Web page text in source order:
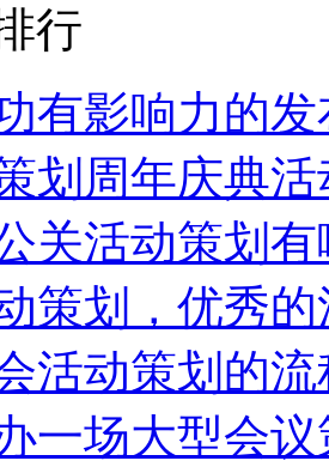
行
有影响力的
划周年庆典
关活动策划
策划，优秀
活动策划的
一场大型会